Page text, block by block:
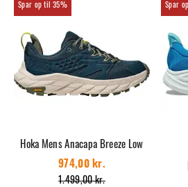
35%
Hoka Mens Anacapa Breeze Low
1.499,00 kr.
974,00 kr.